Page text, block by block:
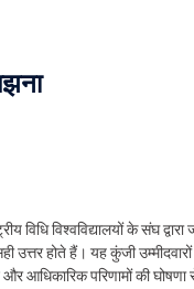
विधि विश्वविद्यालयों के संघ द्वारा
उत्तर होते हैं। यह कुंजी
आधिकारिक परिणामों की